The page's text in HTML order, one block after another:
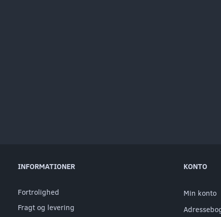
INFORMATIONER
Fortrolighed
Fragt og levering
KONTO
Min konto